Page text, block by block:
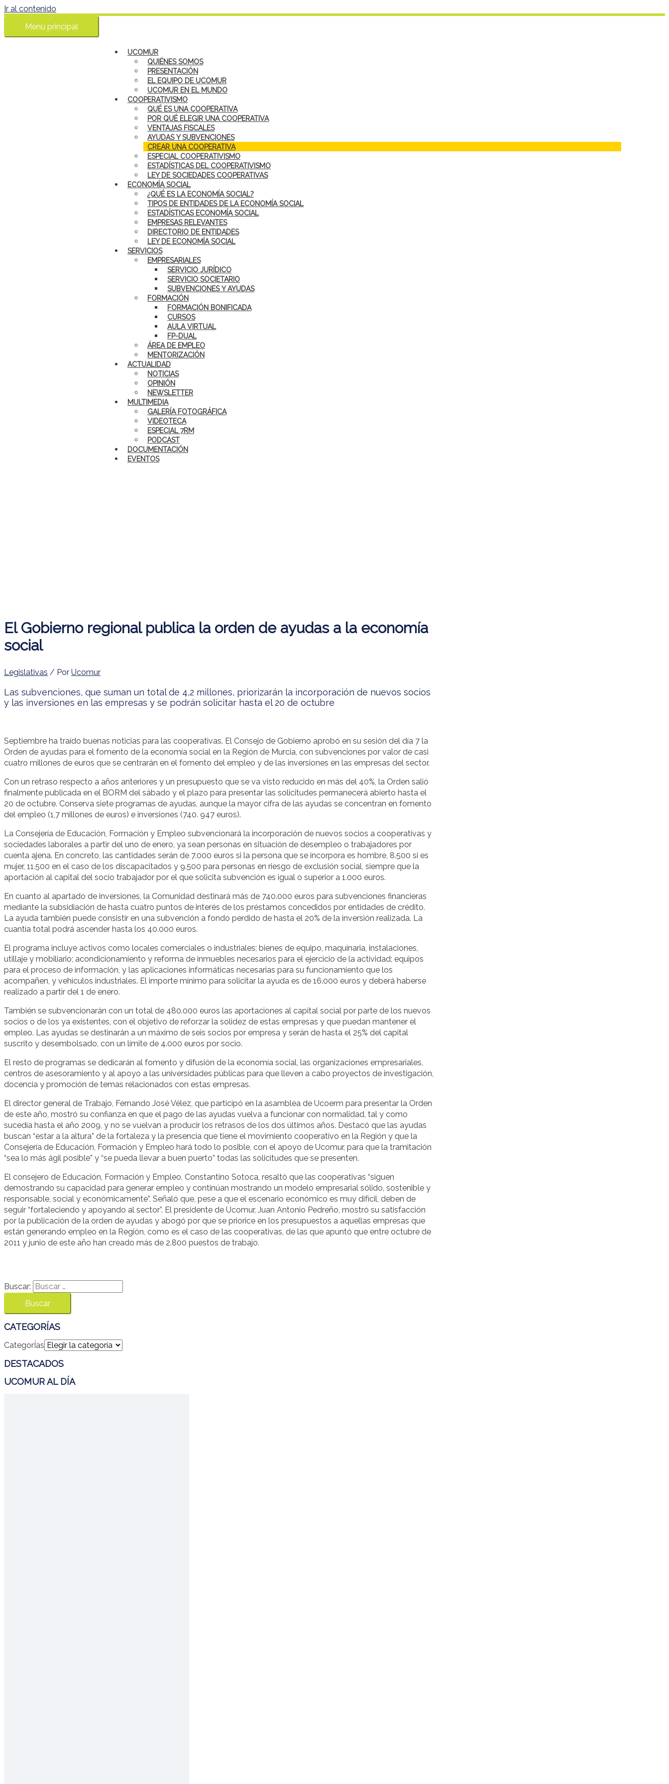
Ir al contenido
Menú principal
UCOMUR
QUIÉNES SOMOS
PRESENTACIÓN
EL EQUIPO DE UCOMUR
UCOMUR EN EL MUNDO
COOPERATIVISMO
QUÉ ES UNA COOPERATIVA
POR QUÉ ELEGIR UNA COOPERATIVA
VENTAJAS FISCALES
AYUDAS Y SUBVENCIONES
CREAR UNA COOPERATIVA
ESPECIAL COOPERATIVISMO
ESTADÍSTICAS DEL COOPERATIVISMO
LEY DE SOCIEDADES COOPERATIVAS
ECONOMÍA SOCIAL
¿QUÉ ES LA ECONOMÍA SOCIAL?
TIPOS DE ENTIDADES DE LA ECONOMÍA SOCIAL
ESTADÍSTICAS ECONOMÍA SOCIAL
EMPRESAS RELEVANTES
DIRECTORIO DE ENTIDADES
LEY DE ECONOMÍA SOCIAL
SERVICIOS
EMPRESARIALES
SERVICIO JURÍDICO
SERVICIO SOCIETARIO
SUBVENCIONES Y AYUDAS
FORMACIÓN
FORMACIÓN BONIFICADA
CURSOS
AULA VIRTUAL
FP-DUAL
ÁREA DE EMPLEO
MENTORIZACIÓN
ACTUALIDAD
NOTICIAS
OPINIÓN
NEWSLETTER
MULTIMEDIA
GALERÍA FOTOGRÁFICA
VIDEOTECA
ESPECIAL 7RM
PODCAST
DOCUMENTACIÓN
EVENTOS
El Gobierno regional publica la orden de ayudas a la economía
social
Legislativas / Por Ucomur
Las subvenciones, que suman un total de 4,2 millones, priorizarán la incorporación de nuevos socios
y las inversiones en las empresas y se podrán solicitar hasta el 20 de octubre
Septiembre ha traído buenas noticias para las cooperativas. El Consejo de Gobierno aprobó en su sesión del día 7 la
Orden de ayudas para el fomento de la economía social en la Región de Murcia, con subvenciones por valor de casi
cuatro millones de euros que se centrarán en el fomento del empleo y de las inversiones en las empresas del sector.
Con un retraso respecto a años anteriores y un presupuesto que se va visto reducido en más del 40%, la Orden salió
finalmente publicada en el BORM del sábado y el plazo para presentar las solicitudes permanecerá abierto hasta el
20 de octubre. Conserva siete programas de ayudas, aunque la mayor cifra de las ayudas se concentran en fomento
del empleo (1,7 millones de euros) e inversiones (740. 947 euros).
La Consejería de Educación, Formación y Empleo subvencionará la incorporación de nuevos socios a cooperativas y
sociedades laborales a partir del uno de enero, ya sean personas en situación de desempleo o trabajadores por
cuenta ajena. En concreto, las cantidades serán de 7.000 euros si la persona que se incorpora es hombre, 8.500 si es
mujer, 11.500 en el caso de los discapacitados y 9.500 para personas en riesgo de exclusión social, siempre que la
aportación al capital del socio trabajador por el que solicita subvención es igual o superior a 1.000 euros.
En cuanto al apartado de inversiones, la Comunidad destinará más de 740.000 euros para subvenciones financieras
mediante la subsidiación de hasta cuatro puntos de interés de los préstamos concedidos por entidades de crédito.
La ayuda también puede consistir en una subvención a fondo perdido de hasta el 20% de la inversión realizada. La
cuantía total podrá ascender hasta los 40.000 euros.
El programa incluye activos como locales comerciales o industriales; bienes de equipo, maquinaria, instalaciones,
utillaje y mobiliario; acondicionamiento y reforma de inmuebles necesarios para el ejercicio de la actividad; equipos
para el proceso de información, y las aplicaciones informáticas necesarias para su funcionamiento que los
acompañen, y vehículos industriales. El importe mínimo para solicitar la ayuda es de 16.000 euros y deberá haberse
realizado a partir del 1 de enero.
También se subvencionarán con un total de 480.000 euros las aportaciones al capital social por parte de los nuevos
socios o de los ya existentes, con el objetivo de reforzar la solidez de estas empresas y que puedan mantener el
empleo. Las ayudas se destinarán a un máximo de seis socios por empresa y serán de hasta el 25% del capital
suscrito y desembolsado, con un límite de 4.000 euros por socio.
El resto de programas se dedicarán al fomento y difusión de la economía social, las organizaciones empresariales,
centros de asesoramiento y al apoyo a las universidades públicas para que lleven a cabo proyectos de investigación,
docencia y promoción de temas relacionados con estas empresas.
El director general de Trabajo, Fernando José Vélez, que participó en la asamblea de Ucoerm para presentar la Orden
de este año, mostró su confianza en que el pago de las ayudas vuelva a funcionar con normalidad, tal y como
sucedía hasta el año 2009, y no se vuelvan a producir los retrasos de los dos últimos años. Destacó que las ayudas
buscan “estar a la altura” de la fortaleza y la presencia que tiene el movimiento cooperativo en la Región y que la
Consejería de Educación, Formación y Empleo hará todo lo posible, con el apoyo de Ucomur, para que la tramitación
“sea lo más ágil posible” y “se pueda llevar a buen puerto” todas las solicitudes que se presenten.
El consejero de Educación, Formación y Empleo, Constantino Sotoca, resaltó que las cooperativas “siguen
demostrando su capacidad para generar empleo y continúan mostrando un modelo empresarial sólido, sostenible y
responsable, social y económicamente”. Señaló que, pese a que el escenario económico es muy difícil, deben de
seguir “fortaleciendo y apoyando al sector”. El presidente de Ucomur, Juan Antonio Pedreño, mostró su satisfacción
por la publicación de la orden de ayudas y abogó por que se priorice en los presupuestos a aquellas empresas que
están generando empleo en la Región, como es el caso de las cooperativas, de las que apuntó que entre octubre de
2011 y junio de este año han creado más de 2.800 puestos de trabajo.
Buscar:
CATEGORÍAS
CategorÍas
DESTACADOS
UCOMUR AL DÍA